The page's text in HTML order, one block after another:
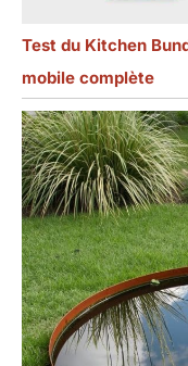
Test du Kitchen
mobile complète